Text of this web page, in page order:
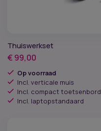
Thuiswerkset
€ 99,00
Op voorraad
Incl. verticale muis
Incl. compact toetsenbord
Incl. laptopstandaard